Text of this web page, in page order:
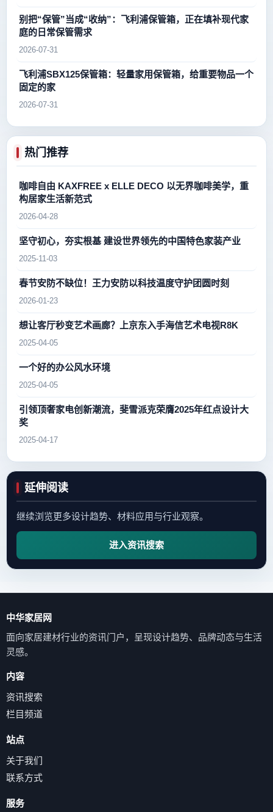
别把“保管”当成“收纳”：飞利浦保管箱，正在填补现代家
庭的日常保管需求
2026-07-31
飞利浦SBX125保管箱：轻量家用保管箱，给重要物品一个
固定的家
2026-07-31
热门推荐
咖啡自由 KAXFREE x ELLE DECO 以无界咖啡美学，重
构居家生活新范式
2026-04-28
坚守初心，夯实根基 建设世界领先的中国特色家装产业
2025-11-03
春节安防不缺位！王力安防以科技温度守护团圆时刻
2026-01-23
想让客厅秒变艺术画廊？上京东入手海信艺术电视R8K
2025-04-05
一个好的办公风水环境
2025-04-05
引领顶奢家电创新潮流，斐雪派克荣膺2025年红点设计大
奖
2025-04-17
延伸阅读
继续浏览更多设计趋势、材料应用与行业观察。
进入资讯搜索
中华家居网
面向家居建材行业的资讯门户，呈现设计趋势、品牌动态与生活
灵感。
内容
资讯搜索
栏目频道
站点
关于我们
联系方式
服务